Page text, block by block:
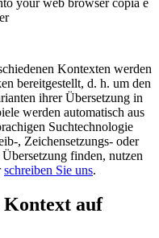
yourweb browser copia e
Kontexten werden
bereitgestellt, d. h. um den
ihrer Übersetzung in
werden automatisch aus
Suchtechnologie
, Zeichensetzungs- oder
finden, nutzen
schreiben Sie uns.
Kontext auf